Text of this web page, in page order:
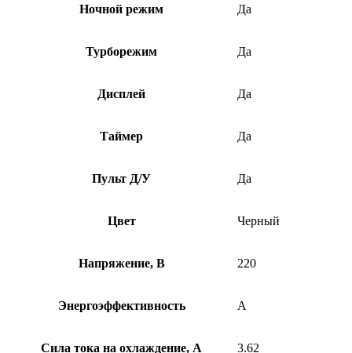
Ночной режим Да
Турборежим Да
Дисплей Да
Таймер Да
Пульт Д/У Да
Цвет Черный
Напряжение, В 220
Энергоэффективность A
Сила тока на охлаждение, А 3.62